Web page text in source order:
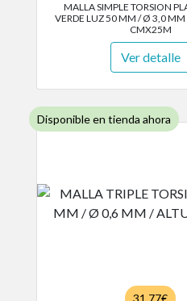
MALLA SIMPLE TORSION
VERDE LUZ 50 MM / Ø 3,0 MM
CMX25M
Ver detalle
Disponible en tienda ahora